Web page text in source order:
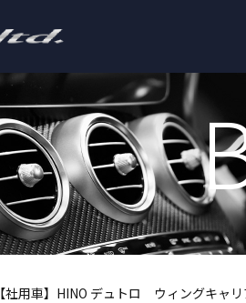
【社用車】HINO デュトロ ウィングキャリ